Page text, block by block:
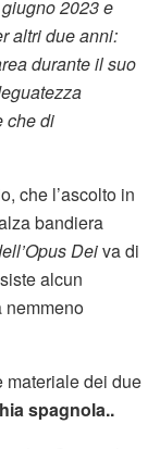
2023 e
altri due anni:
durante il suo
che di
che l’ascolto in
bandiera
Deiva di
alcun
nemmeno
materiale dei due
spagnola..